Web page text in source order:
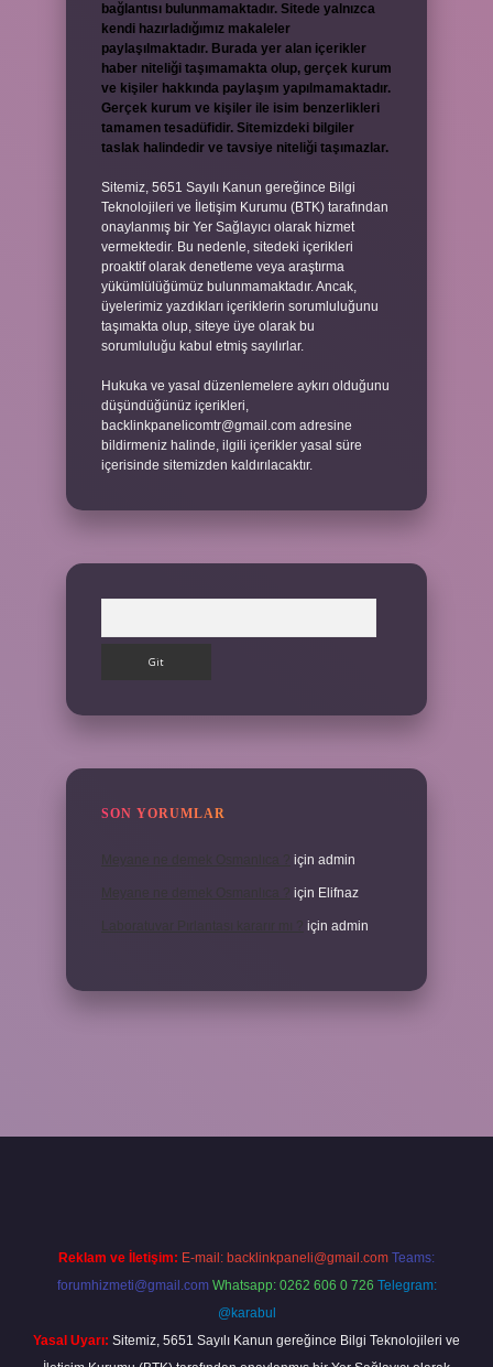
bağlantısı bulunmamaktadır. Sitede yalnızca
kendi hazırladığımız makaleler
paylaşılmaktadır. Burada yer alan içerikler
haber niteliği taşımamakta olup, gerçek kurum
ve kişiler hakkında paylaşım yapılmamaktadır.
Gerçek kurum ve kişiler ile isim benzerlikleri
tamamen tesadüfidir. Sitemizdeki bilgiler
taslak halindedir ve tavsiye niteliği taşımazlar.
Sitemiz, 5651 Sayılı Kanun gereğince Bilgi
Teknolojileri ve İletişim Kurumu (BTK) tarafından
onaylanmış bir Yer Sağlayıcı olarak hizmet
vermektedir. Bu nedenle, sitedeki içerikleri
proaktif olarak denetleme veya araştırma
yükümlülüğümüz bulunmamaktadır. Ancak,
üyelerimiz yazdıkları içeriklerin sorumluluğunu
taşımakta olup, siteye üye olarak bu
sorumluluğu kabul etmiş sayılırlar.
Hukuka ve yasal düzenlemelere aykırı olduğunu
düşündüğünüz içerikleri,
backlinkpanelicomtr@gmail.com adresine
bildirmeniz halinde, ilgili içerikler yasal süre
içerisinde sitemizden kaldırılacaktır.
SON YORUMLAR
için admin
için Elifnaz
Laboratuvar Pırlantası kararır mı ? için admin
Reklam ve İletişim: E-mail: backlinkpaneli@gmail.com Teams:
forumhizmeti@gmail.com Whatsapp: 0262 606 0 726 Telegram:
@karabul
Yasal Uyarı: Sitemiz, 5651 Sayılı Kanun gereğince Bilgi Teknolojileri ve